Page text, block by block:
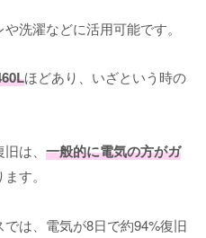
洗濯などに活用可能です。
ほどあり、いざという時の
は、 一般的に電気の方がガ
す。
は、電気が8日で約94%復旧